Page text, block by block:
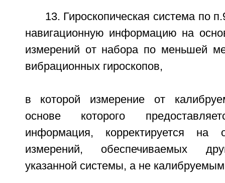
13. Гироскопическая система по
навигационную информацию на
измерений от набора по меньшей
вибрационных гироскопов,
в которой измерение от
основе которого
информация, корректируется на
измерений, обеспечиваемых
указанной системы, а не